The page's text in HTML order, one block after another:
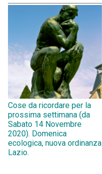
Cose da ricordare per la
prossima settimana (da
Sabato 14 Novembre
2020). Domenica
ecologica, nuova ordinanza
Lazio.